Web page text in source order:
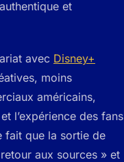
et
avec Disney+
moins
américains,
l’expérience des fans
fait que la sortie de
aux sources » et